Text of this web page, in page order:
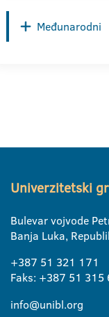
Međunarodni
Univerzitetski
Bulevar vojvode
Banja Luka,
+387 51 321 171
Faks: +387 51 315
info@unibl.org